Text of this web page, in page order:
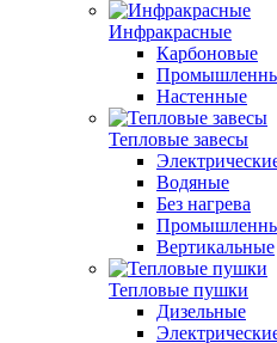
Инфракрасные
Карбоновые
Настенные
Тепловые завесы
Водяные
Без нагрева
Вертикальные
Тепловые пушки
Дизельные